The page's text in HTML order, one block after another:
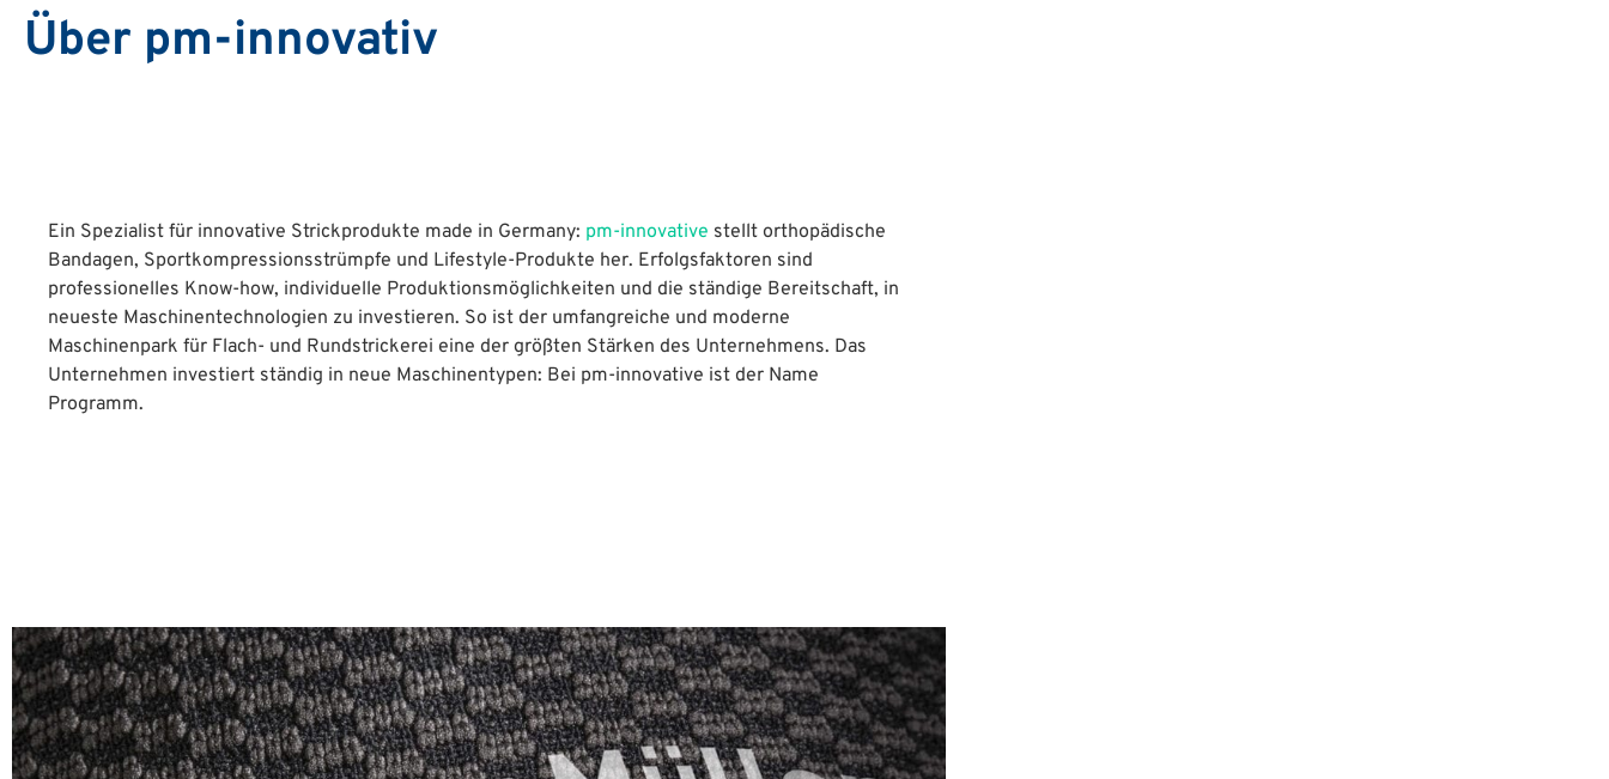
Über pm-innovativ
Ein Spezialist für innovative Strickprodukte made in Germany: pm-innovative stellt orthopädische
Bandagen, Sportkompressionsstrümpfe und Lifestyle-Produkte her. Erfolgsfaktoren sind
professionelles Know-how, individuelle Produktionsmöglichkeiten und die ständige Bereitschaft, in
neueste Maschinentechnologien zu investieren. So ist der umfangreiche und moderne
Maschinenpark für Flach- und Rundstrickerei eine der größten Stärken des Unternehmens. Das
Unternehmen investiert ständig in neue Maschinentypen: Bei pm-innovative ist der Name
Programm.